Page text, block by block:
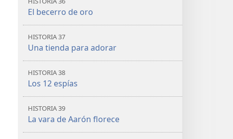
El becerro de oro
HISTORIA 37
Una tienda para adorar
HISTORIA 38
Los 12 espías
HISTORIA 39
La vara de Aarón florece